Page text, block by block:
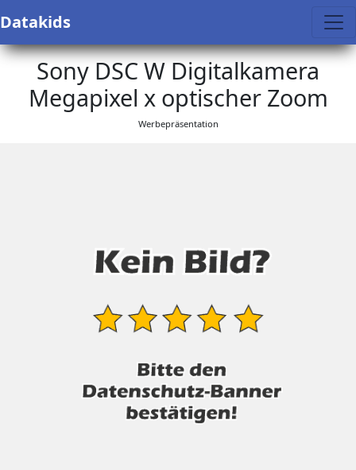
Datakids
Sony DSC W Digitalkamera
Megapixel x optischer Zoom
Werbepräsentation